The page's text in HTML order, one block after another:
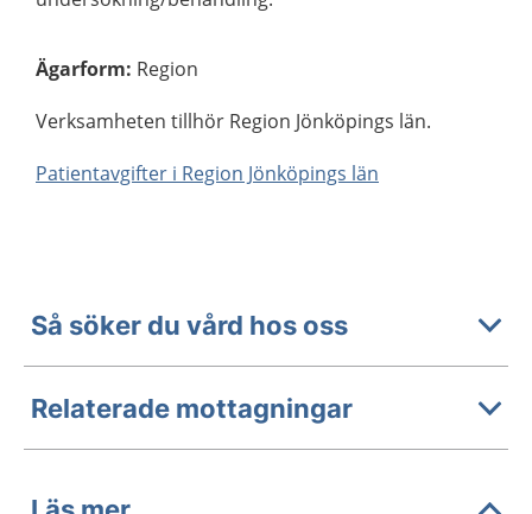
Ägarform: Region
Verksamheten tillhör Region Jönköpings län.
Patientavgifter i Region Jönköpings län
Så söker du vård hos oss
Relaterade mottagningar